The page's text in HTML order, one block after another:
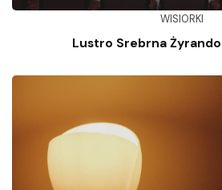
WISIORKI
Lustro Srebrna